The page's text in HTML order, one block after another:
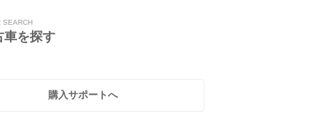
SEARCH
車を探す
購入サポートへ